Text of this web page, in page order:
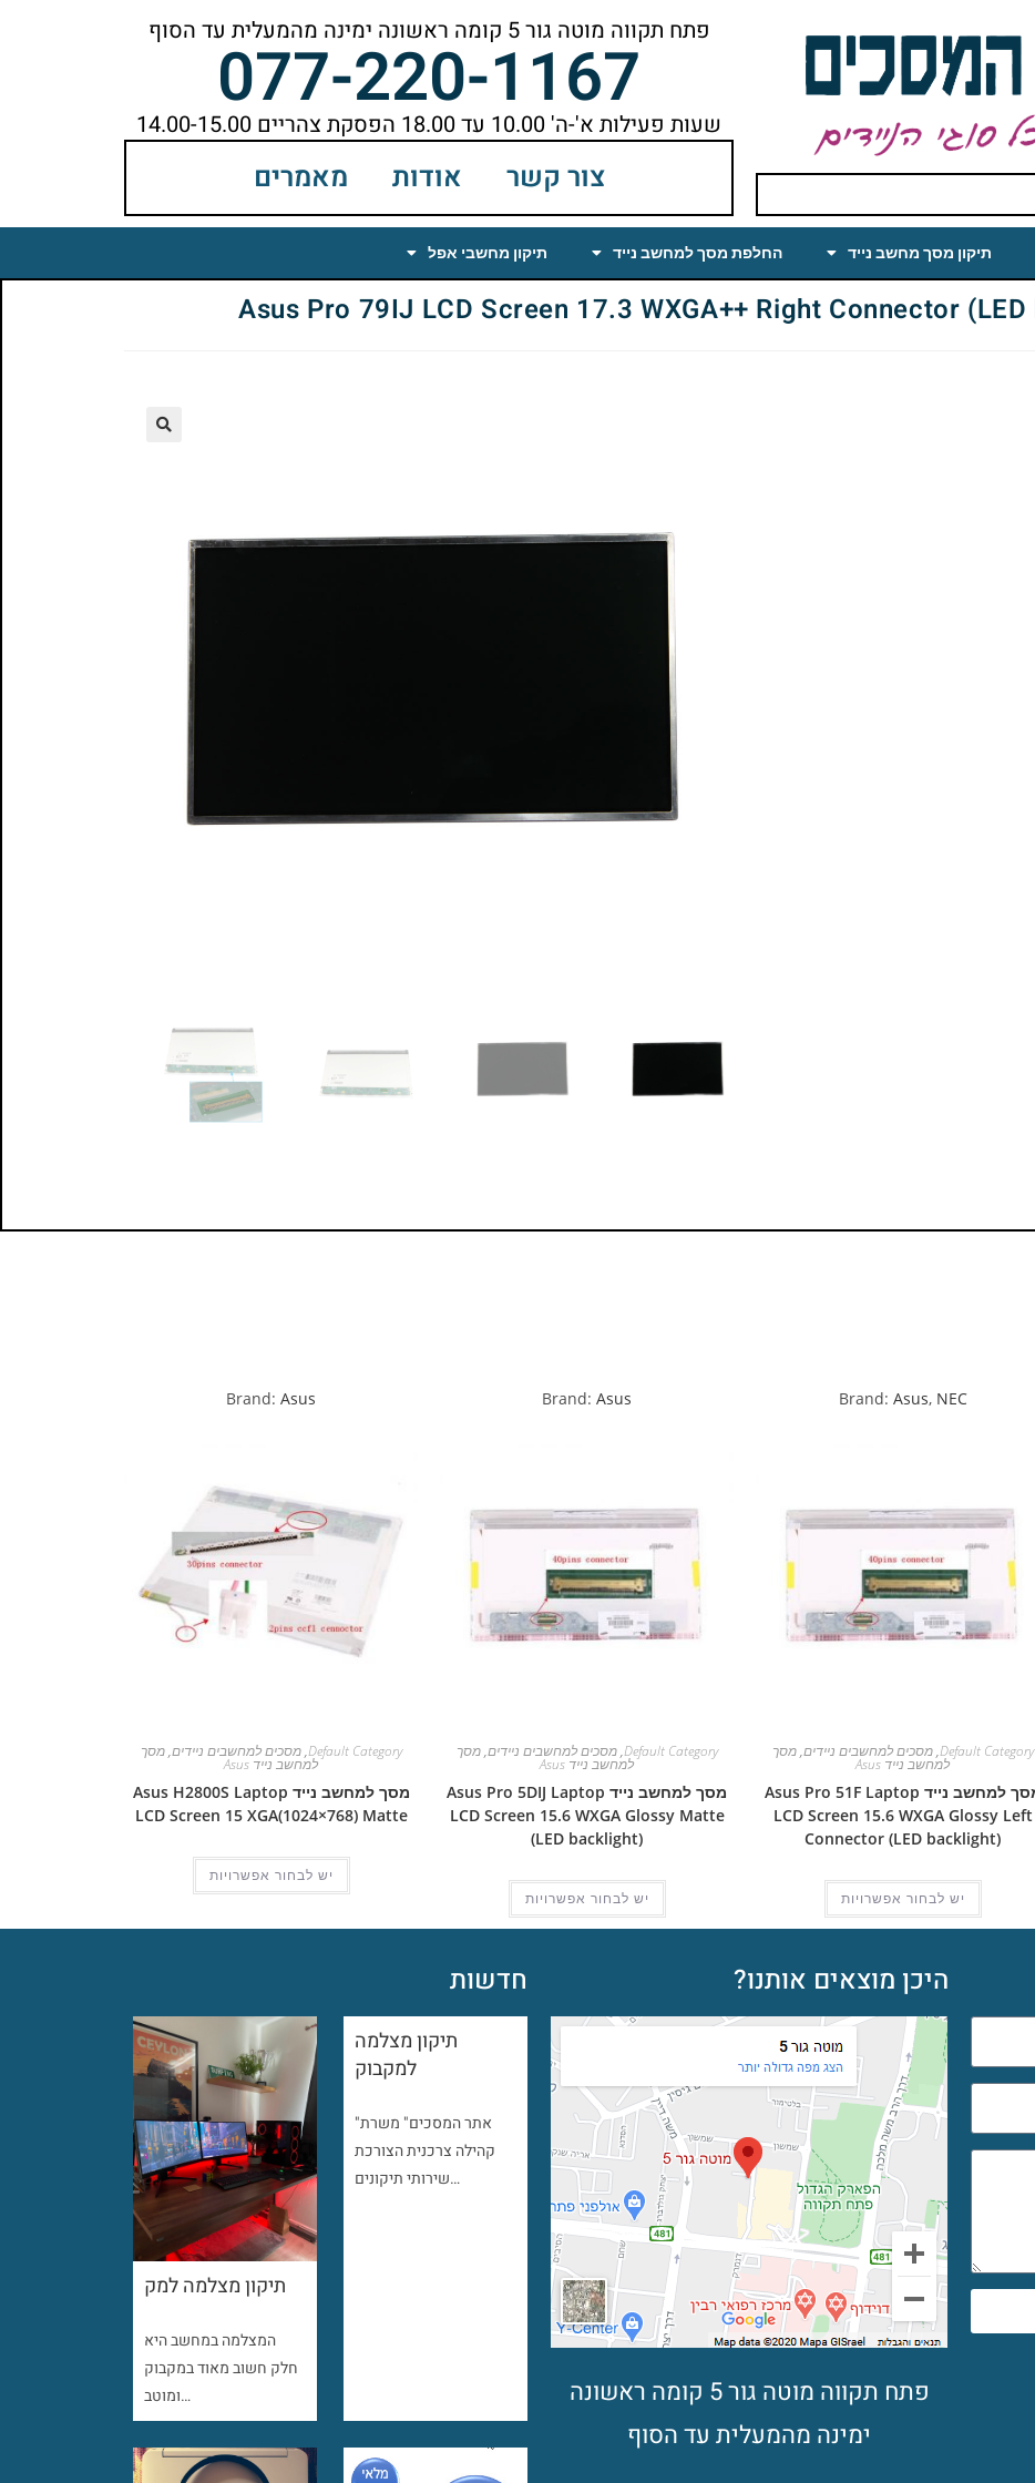
פתח תקווה מוטה גור 5 קומה ראשונה ימינה מהמעלית עד הסוף
077-220-1167שעות פעילות א'-ה' 10.00 עד 18.00 הפסקת צהריים 14.00-15.00
צור קשר אודות מאמרים
תיקון מסך מחשב נייד החלפת מסך למחשב נייד תיקון מחשבי אפל
Brand: Asus, NEC
Default Category
,מסכים למחשבים ניידים,מסך
למחשב נייד Asus
מסך למחשב נייד Asus Pro 51F Laptop
LCD Screen 15.6 WXGA Glossy Left
Connector (LED backlight)
יש לבחור אפשרויות
Brand: Asus
Default Category
,מסכים למחשבים ניידים,מסך
למחשב נייד Asus
מסך למחשב נייד Asus Pro 5DIJ Laptop
LCD Screen 15.6 WXGA Glossy Matte
(LED backlight)
יש לבחור אפשרויות
Brand: Asus
Default Category
,מסכים למחשבים ניידים,מסך
למחשב נייד Asus
מסך למחשב נייד Asus H2800S Laptop
LCD Screen 15 XGA(1024×768) Matte
יש לבחור אפשרויות
היכן מוצאים אותנו?
פתח תקווה מוטה גור 5 קומה ראשונה
ימינה מהמעלית עד הסוף
חדשות
תיקון מצלמה למק
המצלמה במחשב היא
חלק חשוב מאוד במקבוק
ומוטב…
תיקון מצלמה
למקבוק
"אתר המסכים" משרת
קהילה צרכנית הצורכת
שירותי תיקונים…